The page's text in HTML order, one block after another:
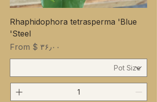
Rhaphidophora tetrasperma 'Blue
Steel'
From $ ۳۶٫۰۰
Sale Price